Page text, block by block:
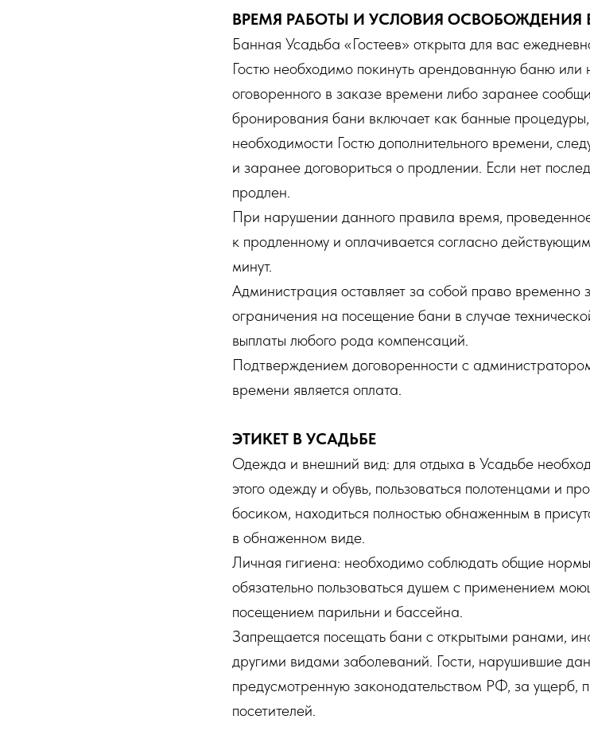
ВРЕМЯ РАБОТЫ И УСЛОВИЯ ОСВОБОЖДЕНИЯ
Банная Усадьба «Гостеев» открыта для вас
Гостю необходимо покинуть арендованную баню или
оговоренного в заказе времени либо заранее
бронирования бани включает как банные
необходимости Гостю дополнительного времени,
и заранее договориться о продлении. Если нет
продлен.
При нарушении данного правила время,
к продленному и оплачивается согласно
минут.
Администрация оставляет за собой право временно
ограничения на посещение бани в случае
выплаты любого рода компенсаций.
Подтверждением договоренности с
времени является оплата.
ЭТИКЕТ В УСАДЬБЕ
Одежда и внешний вид: для отдыха в Усадьбе
этого одежду и обувь, пользоваться полотенцами и
босиком, находиться полностью обнаженным в
в обнаженном виде.
Личная гигиена: необходимо соблюдать общие
обязательно пользоваться душем с применением
посещением парильни и бассейна.
Запрещается посещать бани с открытыми ранами,
другими видами заболеваний. Гости, нарушившие
предусмотренную законодательством РФ, за ущерб,
посетителей.